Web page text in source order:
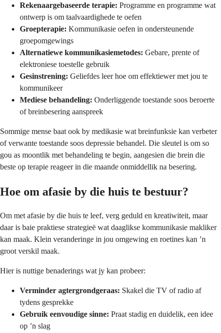
Rekenaargebaseerde terapie: Programme en programme wat
ontwerp is om taalvaardighede te oefen
Groepterapie: Kommunikasie oefen in ondersteunende
groepomgewings
Alternatiewe kommunikasiemetodes: Gebare, prente of
elektroniese toestelle gebruik
Gesinstrening: Geliefdes leer hoe om effektiewer met jou te
kommunikeer
Mediese behandeling: Onderliggende toestande soos beroerte
of breinbesering aanspreek
Sommige mense baat ook by medikasie wat breinfunksie kan verbeter
of verwante toestande soos depressie behandel. Die sleutel is om so
gou as moontlik met behandeling te begin, aangesien die brein die
beste op terapie reageer in die maande onmiddellik na besering.
Hoe om afasie by die huis te bestuur?
Om met afasie by die huis te leef, verg geduld en kreatiwiteit, maar
daar is baie praktiese strategieë wat daaglikse kommunikasie makliker
kan maak. Klein veranderinge in jou omgewing en roetines kan ’n
groot verskil maak.
Hier is nuttige benaderings wat jy kan probeer:
Verminder agtergrondgeraas: Skakel die TV of radio af
tydens gesprekke
Gebruik eenvoudige sinne: Praat stadig en duidelik, een idee
op ’n slag